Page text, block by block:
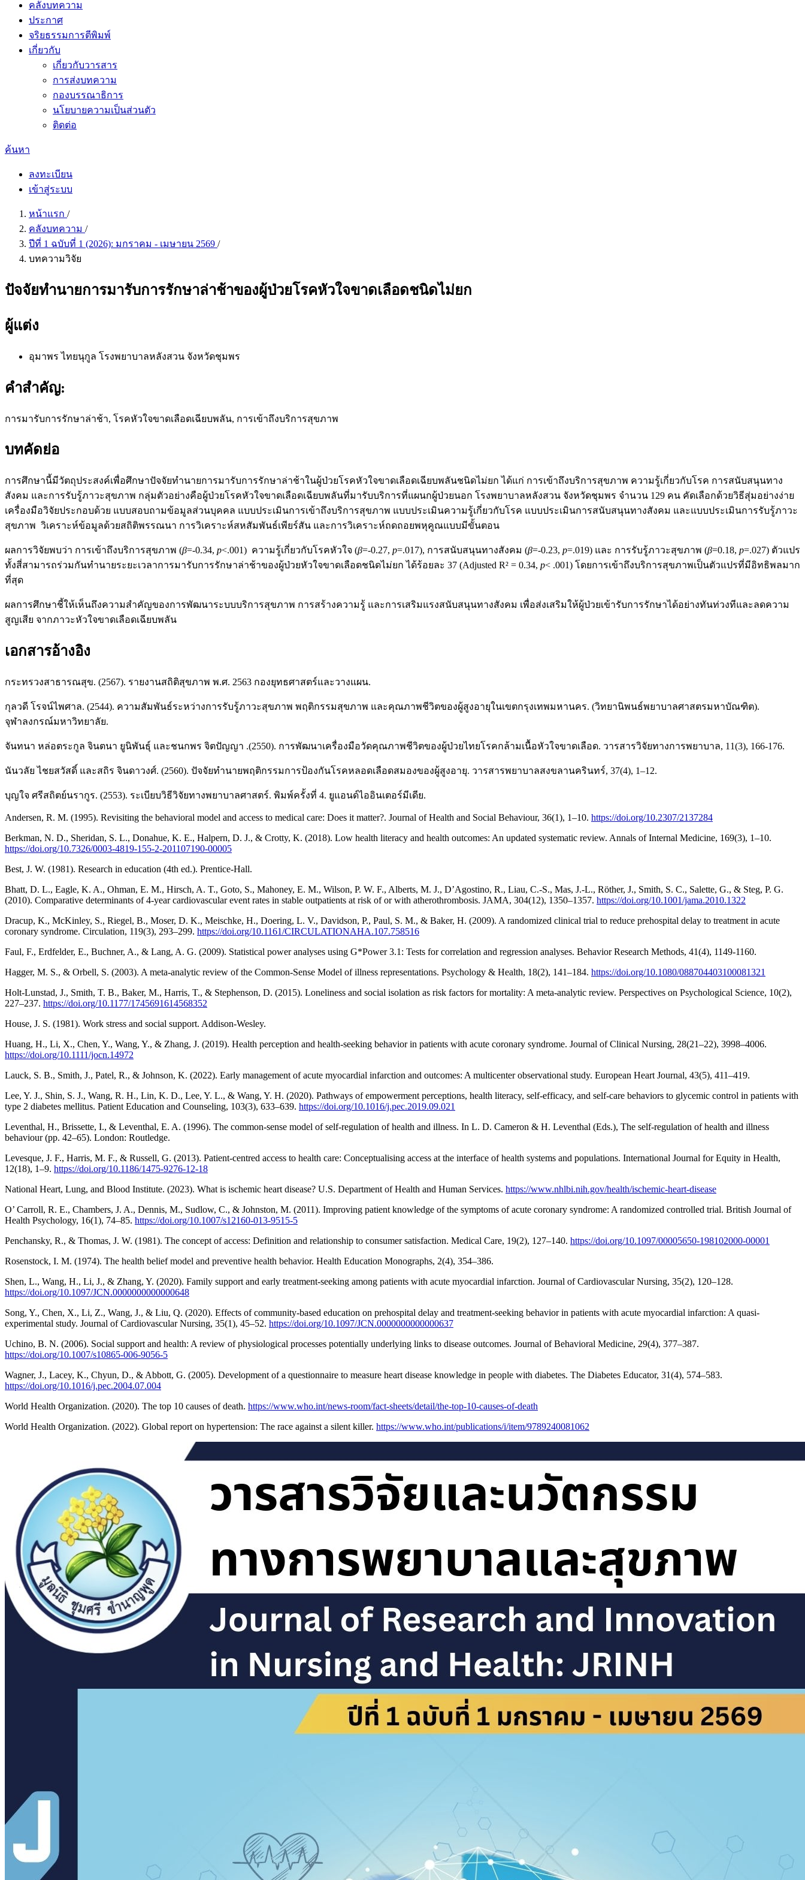
คลังบทความ
ประกาศ
จริยธรรมการตีพิมพ์
เกี่ยวกับ
เกี่ยวกับวารสาร
การส่งบทความ
กองบรรณาธิการ
นโยบายความเป็นส่วนตัว
ติดต่อ
ค้นหา
ลงทะเบียน
เข้าสู่ระบบ
หน้าแรก /
คลังบทความ /
ปีที่ 1 ฉบับที่ 1 (2026): มกราคม - เมษายน 2569 /
บทความวิจัย
ปัจจัยทำนายการมารับการรักษาล่าช้าของผู้ป่วยโรคหัวใจขาดเลือดชนิดไม่ยก
ผู้แต่ง
อุมาพร ไทยนุกูล โรงพยาบาลหลังสวน จังหวัดชุมพร
คำสำคัญ:
การมารับการรักษาล่าช้า, โรคหัวใจขาดเลือดเฉียบพลัน, การเข้าถึงบริการสุขภาพ
บทคัดย่อ
การศึกษานี้มีวัตถุประสงค์เพื่อศึกษาปัจจัยทำนายการมารับการรักษาล่าช้าในผู้ป่วยโรคหัวใจขาดเลือดเฉียบพลันชนิดไม่ยก ได้แก่ การเข้าถึงบริการสุขภาพ ความรู้เกี่ยวกับโรค การสนับสนุนทาง
สังคม และการรับรู้ภาวะสุขภาพ กลุ่มตัวอย่างคือผู้ป่วยโรคหัวใจขาดเลือดเฉียบพลันที่มารับบริการที่แผนกผู้ป่วยนอก โรงพยาบาลหลังสวน จังหวัดชุมพร จำนวน 129 คน คัดเลือกด้วยวิธีสุ่มอย่างง่าย
เครื่องมือวิจัยประกอบด้วย แบบสอบถามข้อมูลส่วนบุคคล แบบประเมินการเข้าถึงบริการสุขภาพ แบบประเมินความรู้เกี่ยวกับโรค แบบประเมินการสนับสนุนทางสังคม และแบบประเมินการรับรู้ภาวะ
สุขภาพ วิเคราะห์ข้อมูลด้วยสถิติพรรณนา การวิเคราะห์สหสัมพันธ์เพียร์สัน และการวิเคราะห์ถดถอยพหุคูณแบบมีขั้นตอน
ผลการวิจัยพบว่า การเข้าถึงบริการสุขภาพ (β=-0.34, p<.001) ความรู้เกี่ยวกับโรคหัวใจ (β=-0.27, p=.017), การสนับสนุนทางสังคม (β=-0.23, p=.019) และ การรับรู้ภาวะสุขภาพ (β=0.18, p=.027) ตัวแปร
ทั้งสี่สามารถร่วมกันทำนายระยะเวลาการมารับการรักษาล่าช้าของผู้ป่วยหัวใจขาดเลือดชนิดไม่ยก ได้ร้อยละ 37 (Adjusted R² = 0.34, p< .001) โดยการเข้าถึงบริการสุขภาพเป็นตัวแปรที่มีอิทธิพลมาก
ที่สุด
ผลการศึกษาชี้ให้เห็นถึงความสำคัญของการพัฒนาระบบบริการสุขภาพ การสร้างความรู้ และการเสริมแรงสนับสนุนทางสังคม เพื่อส่งเสริมให้ผู้ป่วยเข้ารับการรักษาได้อย่างทันท่วงทีและลดความ
สูญเสีย จากภาวะหัวใจขาดเลือดเฉียบพลัน
เอกสารอ้างอิง
กระทรวงสาธารณสุข. (2567). รายงานสถิติสุขภาพ พ.ศ. 2563 กองยุทธศาสตร์และวางแผน.
กุลวดี โรจน์ไพศาล. (2544). ความสัมพันธ์ระหว่างการรับรู้ภาวะสุขภาพ พฤติกรรมสุขภาพ และคุณภาพชีวิตของผู้สูงอายุในเขตกรุงเทพมหานคร. (วิทยานิพนธ์พยาบาลศาสตรมหาบัณฑิต).
จุฬาลงกรณ์มหาวิทยาลัย.
จันทนา หล่อตระกูล จินตนา ยูนิพันธุ์ และชนกพร จิตปัญญา .(2550). การพัฒนาเครื่องมือวัดคุณภาพชีวิตของผู้ป่วยไทยโรคกล้ามเนื้อหัวใจขาดเลือด. วารสารวิจัยทางการพยาบาล, 11(3), 166-176.
นันวลัย ไชยสวัสดิ์ และสถิร จินดาวงศ์. (2560). ปัจจัยทำนายพฤติกรรมการป้องกันโรคหลอดเลือดสมองของผู้สูงอายุ. วารสารพยาบาลสงขลานครินทร์, 37(4), 1–12.
บุญใจ ศรีสถิตย์นรากูร. (2553). ระเบียบวิธีวิจัยทางพยาบาลศาสตร์. พิมพ์ครั้งที่ 4. ยูแอนด์ไออินเตอร์มีเดีย.
Andersen, R. M. (1995). Revisiting the behavioral model and access to medical care: Does it matter?. Journal of Health and Social Behaviour, 36(1), 1–10. https://doi.org/10.2307/2137284
Berkman, N. D., Sheridan, S. L., Donahue, K. E., Halpern, D. J., & Crotty, K. (2018). Low health literacy and health outcomes: An updated systematic review. Annals of Internal Medicine, 169(3), 1–10.
https://doi.org/10.7326/0003-4819-155-2-201107190-00005
Best, J. W. (1981). Research in education (4th ed.). Prentice-Hall.
Bhatt, D. L., Eagle, K. A., Ohman, E. M., Hirsch, A. T., Goto, S., Mahoney, E. M., Wilson, P. W. F., Alberts, M. J., D’Agostino, R., Liau, C.-S., Mas, J.-L., Röther, J., Smith, S. C., Salette, G., & Steg, P. G.
(2010). Comparative determinants of 4-year cardiovascular event rates in stable outpatients at risk of or with atherothrombosis. JAMA, 304(12), 1350–1357. https://doi.org/10.1001/jama.2010.1322
Dracup, K., McKinley, S., Riegel, B., Moser, D. K., Meischke, H., Doering, L. V., Davidson, P., Paul, S. M., & Baker, H. (2009). A randomized clinical trial to reduce prehospital delay to treatment in acute
coronary syndrome. Circulation, 119(3), 293–299. https://doi.org/10.1161/CIRCULATIONAHA.107.758516
Faul, F., Erdfelder, E., Buchner, A., & Lang, A. G. (2009). Statistical power analyses using G*Power 3.1: Tests for correlation and regression analyses. Behavior Research Methods, 41(4), 1149-1160.
Hagger, M. S., & Orbell, S. (2003). A meta-analytic review of the Common-Sense Model of illness representations. Psychology & Health, 18(2), 141–184. https://doi.org/10.1080/088704403100081321
Holt-Lunstad, J., Smith, T. B., Baker, M., Harris, T., & Stephenson, D. (2015). Loneliness and social isolation as risk factors for mortality: A meta-analytic review. Perspectives on Psychological Science, 10(2),
227–237. https://doi.org/10.1177/1745691614568352
House, J. S. (1981). Work stress and social support. Addison-Wesley.
Huang, H., Li, X., Chen, Y., Wang, Y., & Zhang, J. (2019). Health perception and health-seeking behavior in patients with acute coronary syndrome. Journal of Clinical Nursing, 28(21–22), 3998–4006.
https://doi.org/10.1111/jocn.14972
Lauck, S. B., Smith, J., Patel, R., & Johnson, K. (2022). Early management of acute myocardial infarction and outcomes: A multicenter observational study. European Heart Journal, 43(5), 411–419.
Lee, Y. J., Shin, S. J., Wang, R. H., Lin, K. D., Lee, Y. L., & Wang, Y. H. (2020). Pathways of empowerment perceptions, health literacy, self-efficacy, and self-care behaviors to glycemic control in patients with
type 2 diabetes mellitus. Patient Education and Counseling, 103(3), 633–639. https://doi.org/10.1016/j.pec.2019.09.021
Leventhal, H., Brissette, I., & Leventhal, E. A. (1996). The common-sense model of self-regulation of health and illness. In L. D. Cameron & H. Leventhal (Eds.), The self-regulation of health and illness
behaviour (pp. 42–65). London: Routledge.
Levesque, J. F., Harris, M. F., & Russell, G. (2013). Patient-centred access to health care: Conceptualising access at the interface of health systems and populations. International Journal for Equity in Health,
12(18), 1–9. https://doi.org/10.1186/1475-9276-12-18
National Heart, Lung, and Blood Institute. (2023). What is ischemic heart disease? U.S. Department of Health and Human Services. https://www.nhlbi.nih.gov/health/ischemic-heart-disease
O’ Carroll, R. E., Chambers, J. A., Dennis, M., Sudlow, C., & Johnston, M. (2011). Improving patient knowledge of the symptoms of acute coronary syndrome: A randomized controlled trial. British Journal of
Health Psychology, 16(1), 74–85. https://doi.org/10.1007/s12160-013-9515-5
Penchansky, R., & Thomas, J. W. (1981). The concept of access: Definition and relationship to consumer satisfaction. Medical Care, 19(2), 127–140. https://doi.org/10.1097/00005650-198102000-00001
Rosenstock, I. M. (1974). The health belief model and preventive health behavior. Health Education Monographs, 2(4), 354–386.
Shen, L., Wang, H., Li, J., & Zhang, Y. (2020). Family support and early treatment-seeking among patients with acute myocardial infarction. Journal of Cardiovascular Nursing, 35(2), 120–128.
https://doi.org/10.1097/JCN.0000000000000648
Song, Y., Chen, X., Li, Z., Wang, J., & Liu, Q. (2020). Effects of community-based education on prehospital delay and treatment-seeking behavior in patients with acute myocardial infarction: A quasi-
experimental study. Journal of Cardiovascular Nursing, 35(1), 45–52. https://doi.org/10.1097/JCN.0000000000000637
Uchino, B. N. (2006). Social support and health: A review of physiological processes potentially underlying links to disease outcomes. Journal of Behavioral Medicine, 29(4), 377–387.
https://doi.org/10.1007/s10865-006-9056-5
Wagner, J., Lacey, K., Chyun, D., & Abbott, G. (2005). Development of a questionnaire to measure heart disease knowledge in people with diabetes. The Diabetes Educator, 31(4), 574–583.
https://doi.org/10.1016/j.pec.2004.07.004
World Health Organization. (2020). The top 10 causes of death. https://www.who.int/news-room/fact-sheets/detail/the-top-10-causes-of-death
World Health Organization. (2022). Global report on hypertension: The race against a silent killer. https://www.who.int/publications/i/item/9789240081062